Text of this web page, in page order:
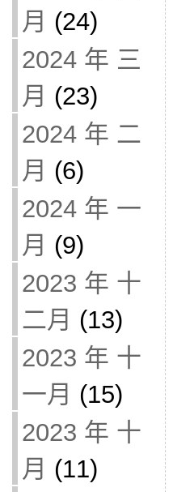
月 (24)
2024 年 三
月 (23)
2024 年 二
月 (6)
2024 年 一
月 (9)
2023 年 十
二月 (13)
2023 年 十
一月 (15)
2023 年 十
月 (11)